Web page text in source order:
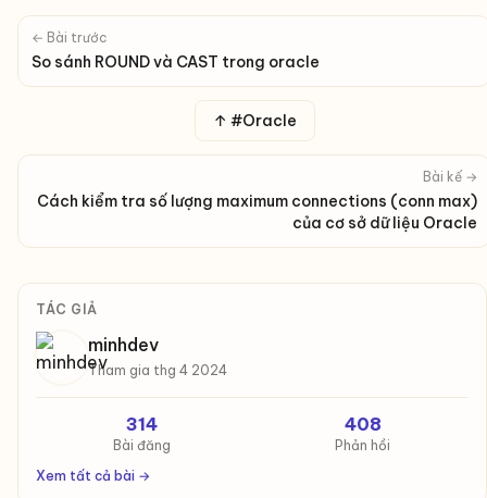
← Bài trước
So sánh ROUND và CAST trong oracle
↑ #Oracle
Bài kế →
Cách kiểm tra số lượng maximum connections (conn max)
của cơ sở dữ liệu Oracle
TÁC GIẢ
minhdev
Tham gia thg 4 2024
314
Bài đăng
408
Phản hồi
Xem tất cả bài →